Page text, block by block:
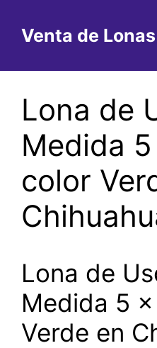
contenido
Venta de Lonas
Lona de
Medida
color
Lona de
Medida 5
Verde en